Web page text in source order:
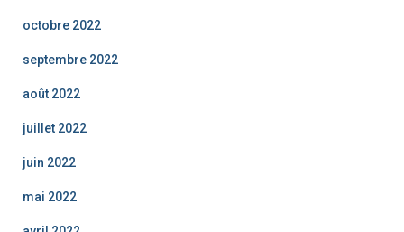
octobre 2022
septembre 2022
août 2022
juillet 2022
juin 2022
mai 2022